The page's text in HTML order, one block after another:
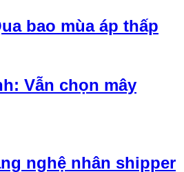
bao mùa áp thấp
Vẫn chọn mây
nghệ nhân shipper